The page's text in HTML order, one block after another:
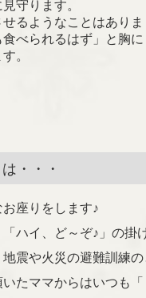
守ります。
るようなことはありま
食べられるはず」と胸に
。
・・・
座りをします♪
ハイ、ど～ぞ♪」の掛
震や火災の避難訓練
たママからはいつも